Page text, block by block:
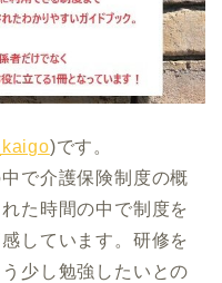
)です。
で介護保険制度の概
た時間の中で制度を
しています。研修を
少し勉強したいとの